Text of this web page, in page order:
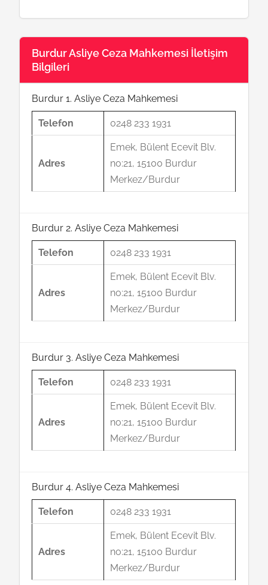
Burdur Asliye Ceza Mahkemesi İletişim
Bilgileri
Burdur 1. Asliye Ceza Mahkemesi
Telefon 0248 233 1931
Adres
Emek, Bülent Ecevit Blv.
no:21, 15100 Burdur
Merkez/Burdur
Burdur 2. Asliye Ceza Mahkemesi
Telefon 0248 233 1931
Adres
Emek, Bülent Ecevit Blv.
no:21, 15100 Burdur
Merkez/Burdur
Burdur 3. Asliye Ceza Mahkemesi
Telefon 0248 233 1931
Adres
Emek, Bülent Ecevit Blv.
no:21, 15100 Burdur
Merkez/Burdur
Burdur 4. Asliye Ceza Mahkemesi
Telefon 0248 233 1931
Adres
Emek, Bülent Ecevit Blv.
no:21, 15100 Burdur
Merkez/Burdur